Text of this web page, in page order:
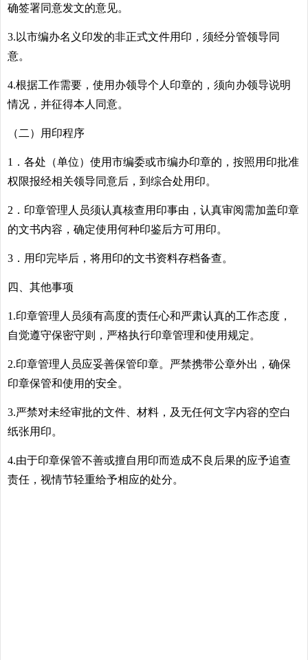
确签署同意发文的意见。
3.以市编办名义印发的非正式文件用印，须经分管领导同
意。
4.根据工作需要，使用办领导个人印章的，须向办领导说明
情况，并征得本人同意。
（二）用印程序
1．各处（单位）使用市编委或市编办印章的，按照用印批准
权限报经相关领导同意后，到综合处用印。
2．印章管理人员须认真核查用印事由，认真审阅需加盖印章
的文书内容，确定使用何种印鉴后方可用印。
3．用印完毕后，将用印的文书资料存档备查。
四、其他事项
1.印章管理人员须有高度的责任心和严肃认真的工作态度，
自觉遵守保密守则，严格执行印章管理和使用规定。
2.印章管理人员应妥善保管印章。严禁携带公章外出，确保
印章保管和使用的安全。
3.严禁对未经审批的文件、材料，及无任何文字内容的空白
纸张用印。
4.由于印章保管不善或擅自用印而造成不良后果的应予追查
责任，视情节轻重给予相应的处分。